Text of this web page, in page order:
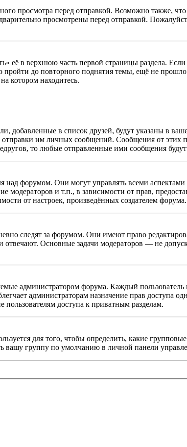
просмотра перед отправкой. Возможно также,
просмотрены перед отправкой.
в верхнюю часть первой страницы раздела. Если
до повторного поднятия темы, ещё не
котором находитесь.
добавленные в список друзей, будут указаны в
им личных сообщений. Сообщения от этих
то любые отправленные ими сообщения
форумом. Они могут управлять всеми аспектами
модераторов и т.п., в зависимости от прав,
от настроек, произведённых создателем форума.
следят за форумом. Они имеют право
отвечают. Основные задачи модераторов — не
администратором форума. Каждый пользователь
администраторам назначение прав доступа
пользователям доступа к приватным разделам.
для того, чтобы определить, какие
вашу группу по умолчанию в личной панели